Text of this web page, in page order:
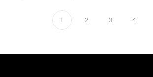
1 2 3 4